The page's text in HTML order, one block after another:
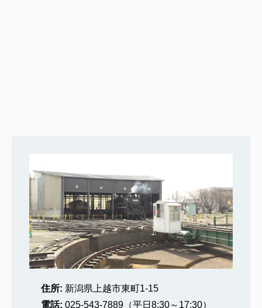
住所: 新潟県上越市東町1-15
電話: 025-543-7889（平日8:30～17:30）